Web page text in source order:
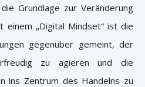
Grundlage zur Veränderung
einem „Digital Mindset“ ist die
gegenüber gemeint, der
zu agieren und die
ins Zentrum des Handelns zu